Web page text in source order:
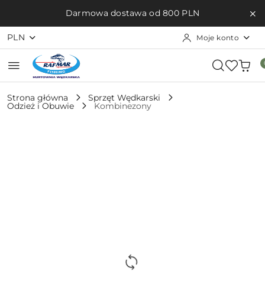
Przejdź do treści głównej
Przejdź do wyszukiwarki
Przejdź do moje konto
Przejdź do menu głównego
Przejdź do opisu produktu
Przejdź do stopkiDarmowa dostawa od 800 PLN
PLN Moje konto
Strona główna Sprzęt Wędkarski
Odzież i Obuwie Kombinezony